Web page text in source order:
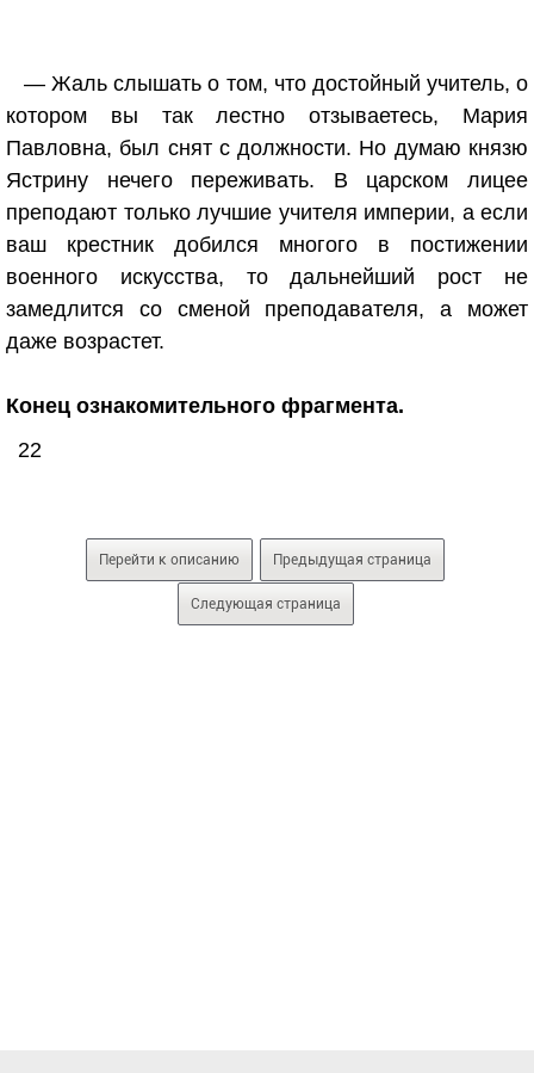
— Жаль слышать о том, что достойный учитель, о
котором вы так лестно отзываетесь, Мария
Павловна, был снят с должности. Но думаю князю
Ястрину нечего переживать. В царском лицее
преподают только лучшие учителя империи, а если
ваш крестник добился многого в постижении
военного искусства, то дальнейший рост не
замедлится со сменой преподавателя, а может
даже возрастет.
Конец ознакомительного фрагмента.
22
Перейти к описанию Предыдущая страница
Следующая страница